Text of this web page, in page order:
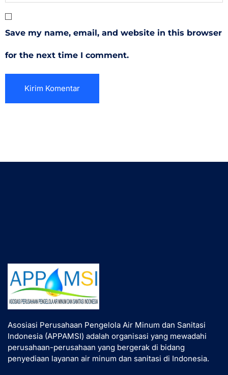
Save my name, email, and website in this browser
for the next time I comment.
Asosiasi Perusahaan Pengelola Air Minum dan Sanitasi
Indonesia (APPAMSI) adalah organisasi yang mewadahi
perusahaan-perusahaan yang bergerak di bidang
penyediaan layanan air minum dan sanitasi di Indonesia.